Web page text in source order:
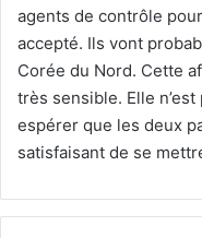
agents de contrôle
accepté. Ils vont
Corée du Nord. Cette
très sensible. Elle
espérer que les deux
satisfaisant de se